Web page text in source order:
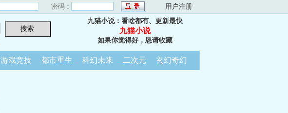
密码： 用户注册
九猫小说：看啥都有、更新最快
九猫小说
如果你觉得好，恳请收藏
游戏竞技 都市重生 科幻未来 二次元 玄幻奇幻